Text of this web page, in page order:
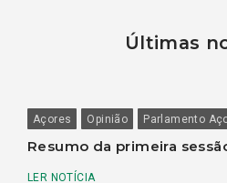
Últimas
Açores Opinião Parlamento
Resumo da primeira
LER NOTÍCIA